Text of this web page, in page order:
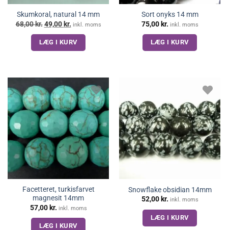
Skumkoral, natural 14 mm
68,00kr. Den
oprindelige
pris
var:
68,00 kr..
49,00 kr. Den
aktuelle
pris
er:
49,00 kr..
inkl. moms
LÆG I KURV
Sort onyks 14 mm
75,00 kr. inkl. moms
LÆG I KURV
Facetteret, turkisfarvet
magnesit 14mm
57,00 kr. inkl. moms
LÆG I KURV
Snowflake obsidian 14mm
52,00 kr. inkl. moms
LÆG I KURV